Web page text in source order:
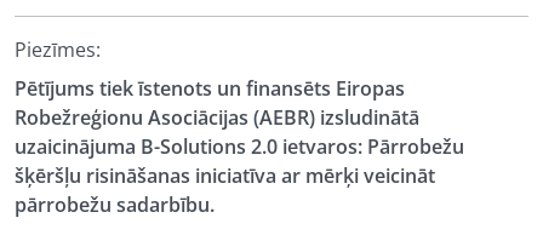
Piezīmes:
Pētījums tiek īstenots un finansēts Eiropas
Robežreģionu Asociācijas (AEBR) izsludinātā
uzaicinājuma B-Solutions 2.0 ietvaros: Pārrobežu
šķēršļu risināšanas iniciatīva ar mērķi veicināt
pārrobežu sadarbību.